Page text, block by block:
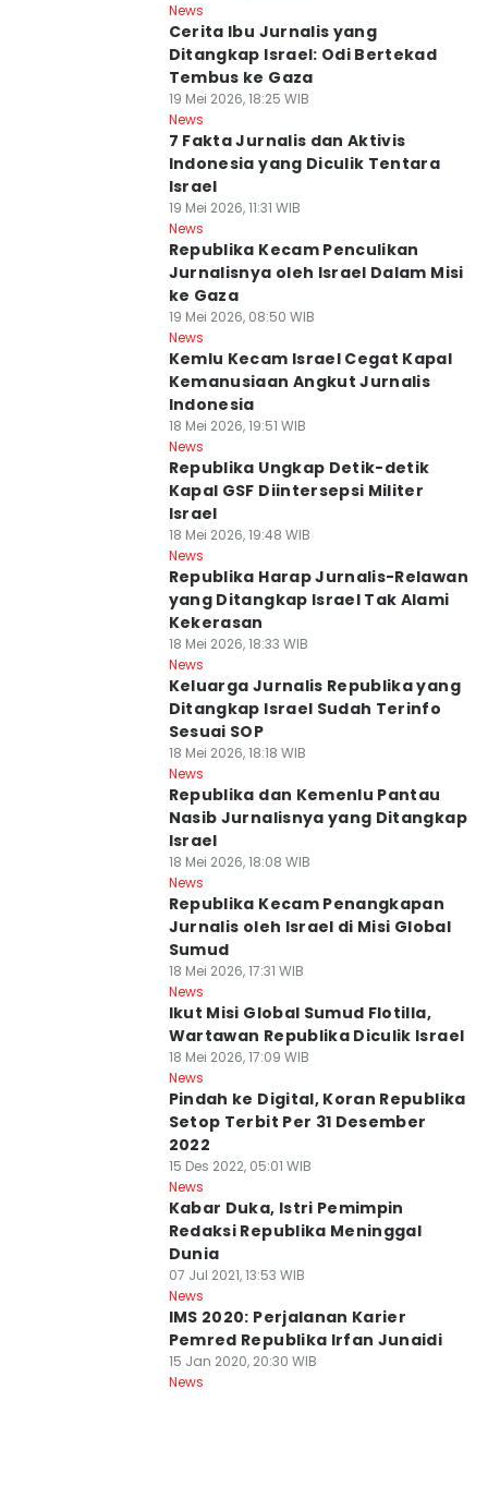
News
Cerita Ibu Jurnalis yang
Ditangkap Israel: Odi Bertekad
Tembus ke Gaza
19 Mei 2026, 18:25 WIB
News
7 Fakta Jurnalis dan Aktivis
Indonesia yang Diculik Tentara
Israel
19 Mei 2026, 11:31 WIB
News
Republika Kecam Penculikan
Jurnalisnya oleh Israel Dalam Misi
ke Gaza
19 Mei 2026, 08:50 WIB
News
Kemlu Kecam Israel Cegat Kapal
Kemanusiaan Angkut Jurnalis
Indonesia
18 Mei 2026, 19:51 WIB
News
Republika Ungkap Detik-detik
Kapal GSF Diintersepsi Militer
Israel
18 Mei 2026, 19:48 WIB
News
Republika Harap Jurnalis-Relawan
yang Ditangkap Israel Tak Alami
Kekerasan
18 Mei 2026, 18:33 WIB
News
Keluarga Jurnalis Republika yang
Ditangkap Israel Sudah Terinfo
Sesuai SOP
18 Mei 2026, 18:18 WIB
News
Republika dan Kemenlu Pantau
Nasib Jurnalisnya yang Ditangkap
Israel
18 Mei 2026, 18:08 WIB
News
Republika Kecam Penangkapan
Jurnalis oleh Israel di Misi Global
Sumud
18 Mei 2026, 17:31 WIB
News
Ikut Misi Global Sumud Flotilla,
Wartawan Republika Diculik Israel
18 Mei 2026, 17:09 WIB
News
Pindah ke Digital, Koran Republika
Setop Terbit Per 31 Desember
2022
15 Des 2022, 05:01 WIB
News
Kabar Duka, Istri Pemimpin
Redaksi Republika Meninggal
Dunia
07 Jul 2021, 13:53 WIB
News
IMS 2020: Perjalanan Karier
Pemred Republika Irfan Junaidi
15 Jan 2020, 20:30 WIB
News